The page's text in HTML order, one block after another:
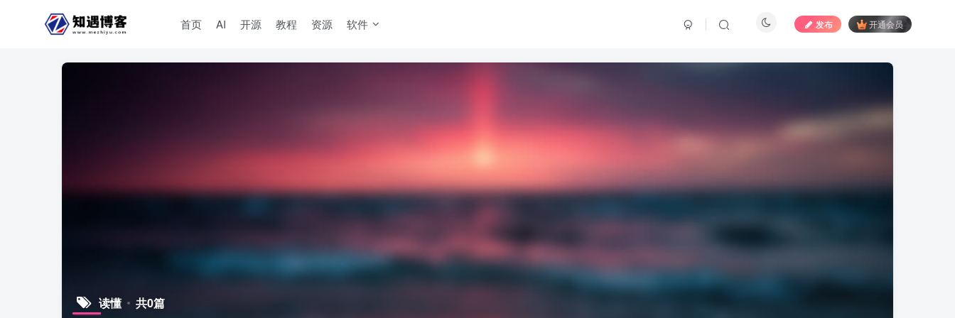
首页 AI 开源 教程 资源 软件 发布 开通会员
读懂 共0篇